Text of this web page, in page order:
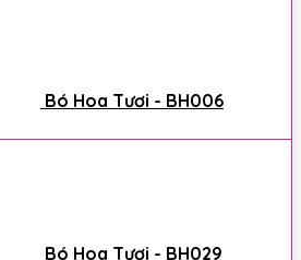
Bó Hoa Tươi - BH006
Bó Hoa Tươi - BH029